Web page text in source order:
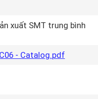
xuất SMT trung bình
- Catalog.pdf